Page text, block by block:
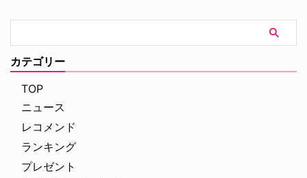
ービス「プレミアTVパック」の
うちのチャンネルの一つで、人気
の高い犯罪捜査ドラマや放送には
ないクライムドキュメンタリーを
U.N.C.L.E.』で世界中の映画ファ
ンを熱狂させたガイ・リッチー監
最高に危険なノンストップ・バデ
カテゴリー
TOP
ニュース
レコメンド
ランキング
プレゼント